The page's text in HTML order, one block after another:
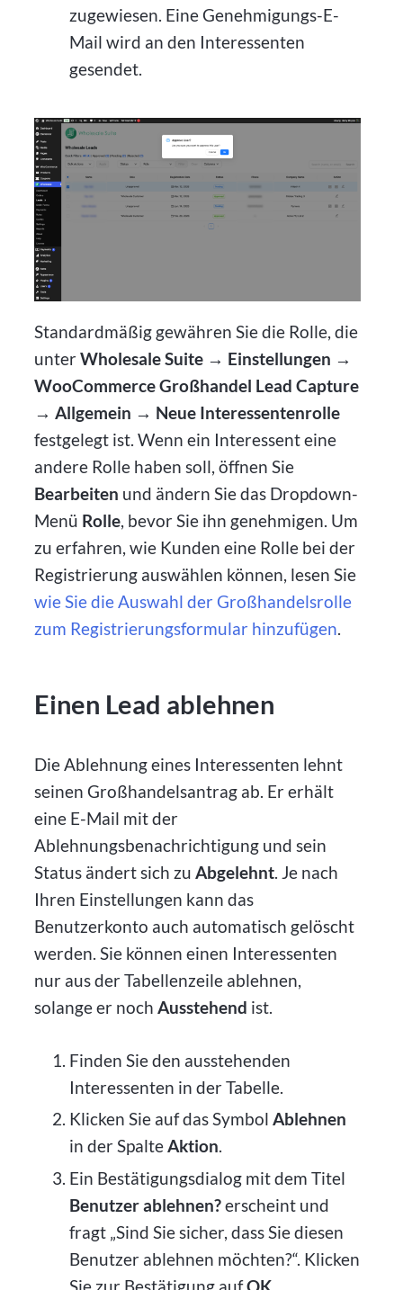
zugewiesen. Eine Genehmigungs-E-
Mail wird an den Interessenten
gesendet.
Standardmäßig gewähren Sie die Rolle, die
unterWholesale Suite → Einstellungen →
WooCommerce Großhandel Lead Capture
→ Allgemein → Neue Interessentenrolle
festgelegt ist. Wenn ein Interessent eine
andere Rolle haben soll, öffnen Sie
Bearbeiten und ändern Sie das Dropdown-
Menü Rolle, bevor Sie ihn genehmigen. Um
zu erfahren, wie Kunden eine Rolle bei der
Registrierung auswählen können, lesen Sie
wie Sie die Auswahl der Großhandelsrolle
zum Registrierungsformular hinzufügen.
Einen Lead ablehnen
Die Ablehnung eines Interessenten lehnt
seinen Großhandelsantrag ab. Er erhält
eine E-Mail mit der
Ablehnungsbenachrichtigung und sein
Status ändert sich zuAbgelehnt. Je nach
Ihren Einstellungen kann das
Benutzerkonto auch automatisch gelöscht
werden. Sie können einen Interessenten
nur aus der Tabellenzeile ablehnen,
solange er nochAusstehend ist.
Finden Sie den ausstehenden
Interessenten in der Tabelle.
Klicken Sie auf das Symbol Ablehnen
in der SpalteAktion.
Ein Bestätigungsdialog mit dem Titel
Benutzer ablehnen?erscheint und
fragt „Sind Sie sicher, dass Sie diesen
Benutzer ablehnen möchten?“. Klicken